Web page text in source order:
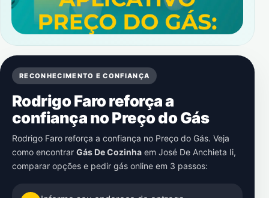
RECONHECIMENTO E CONFIANÇA
Rodrigo Faro reforça a
confiança no Preço do Gás
Rodrigo Faro reforça a confiança no Preço do Gás. Veja
como encontrar Gás De Cozinha em José De Anchieta Ii,
comparar opções e pedir gás online em 3 passos: